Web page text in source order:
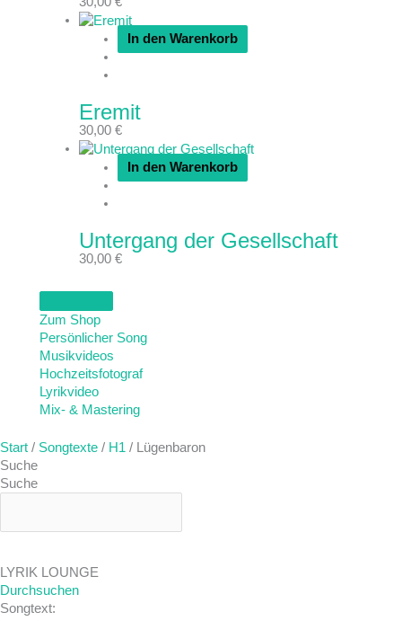
In den Warenkorb
Eremit
30,00 €
In den Warenkorb
Untergang der Gesellschaft
30,00 €
Zum Shop
Persönlicher Song
Musikvideos
Hochzeitsfotograf
Lyrikvideo
Mix- & Mastering
Start / Songtexte / H1 / Lügenbaron
Suche
Suche
LYRIK LOUNGE
Durchsuchen
Songtext: